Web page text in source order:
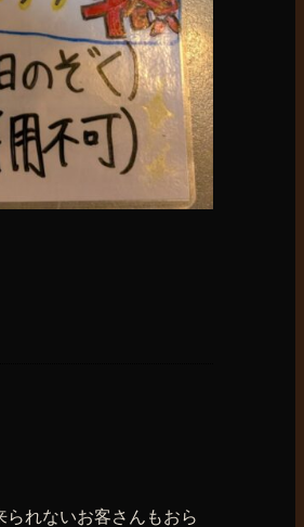
れないお客さんもおら